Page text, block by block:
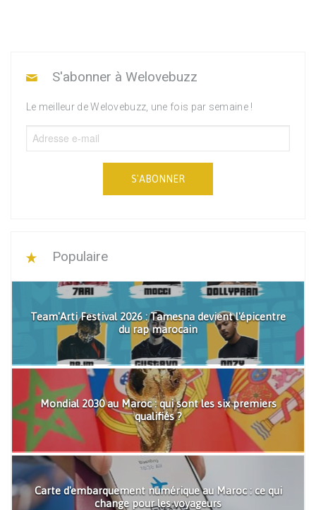
S'abonner à Welovebuzz
Le meilleur de Welovebuzz, une fois par semaine !
S'ABONNER
Populaire
Team'Arti Festival 2026 : Tamesna devient l'épicentre
du rap marocain
Mondial 2030 au Maroc : qui sont les six premiers
qualifiés ?
Carte d'embarquement numérique au Maroc : ce qui
change pour les voyageurs